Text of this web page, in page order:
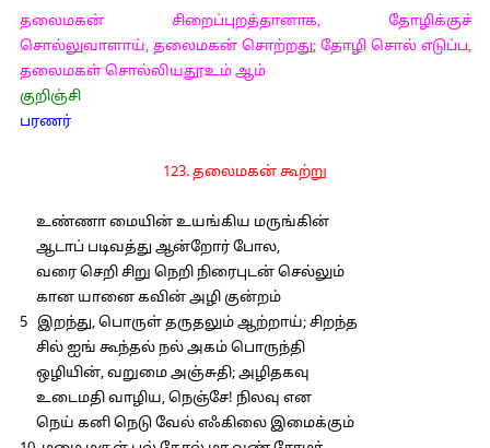
தலைமகன் சிறைப்புறத்தானாக, தோழிக்குச்
சொல்லுவாளாய், தலைமகன் சொற்றது; தோழி சொல் எடுப்ப,
தலைமகள் சொல்லியதூஉம் ஆம்
குறிஞ்சி
பரணர்
123. தலைமகன் கூற்று
உண்ணா மையின் உயங்கிய மருங்கின்
ஆடாப் படிவத்து ஆன்றோர் போல,
வரை செறி சிறு நெறி நிரைபுடன் செல்லும்
கான யானை கவின் அழி குன்றம்
5 இறந்து, பொருள் தருதலும் ஆற்றாய்; சிறந்த
சில் ஐங் கூந்தல் நல் அகம் பொருந்தி
ஒழியின், வறுமை அஞ்சுதி; அழிதகவு
உடைமதி வாழிய, நெஞ்சே! நிலவு என
நெய் கனி நெடு வேல் எஃகிலை இமைக்கும்